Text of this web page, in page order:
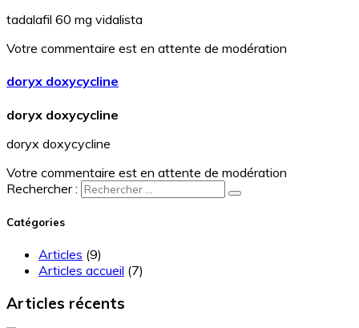
tadalafil 60 mg vidalista
Votre commentaire est en attente de modération
doryx doxycycline
doryx doxycycline
doryx doxycycline
Votre commentaire est en attente de modération
Rechercher :
Catégories
Articles (9)
Articles accueil (7)
Articles récents